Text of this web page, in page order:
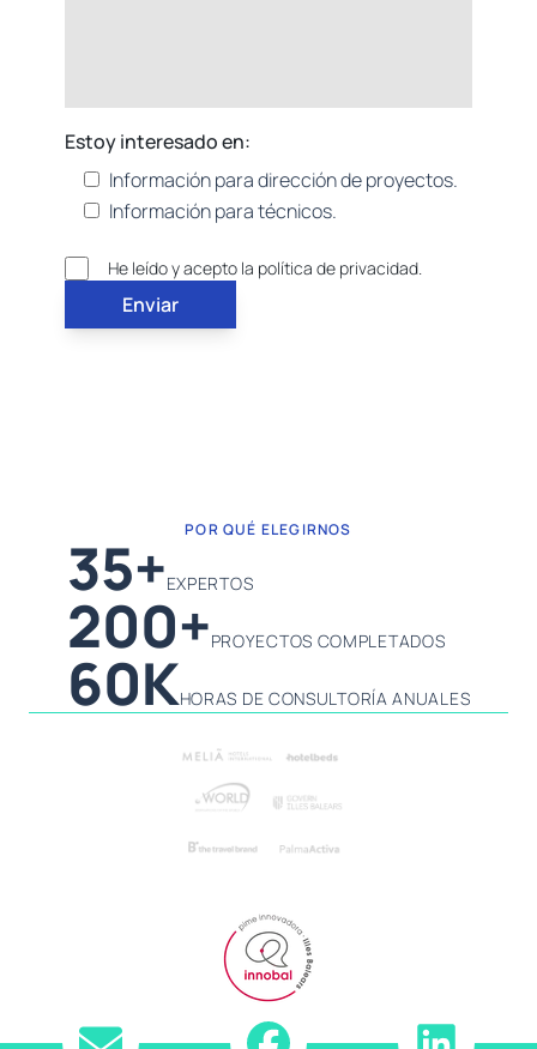
Estoy interesado en:
Información para dirección de proyectos.
Información para técnicos.
He leído y acepto la política de privacidad.
POR QUÉ ELEGIRNOS
35+EXPERTOS
200+PROYECTOS COMPLETADOS
60KHORAS DE CONSULTORÍA ANUALES